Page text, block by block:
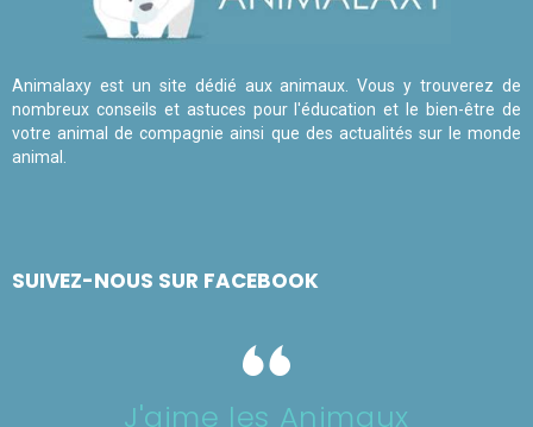
Animalaxy est un site dédié aux animaux. Vous y trouverez de
nombreux conseils et astuces pour l'éducation et le bien-être de
votre animal de compagnie ainsi que des actualités sur le monde
animal.
SUIVEZ-NOUS SUR FACEBOOK
J'aime les Animaux